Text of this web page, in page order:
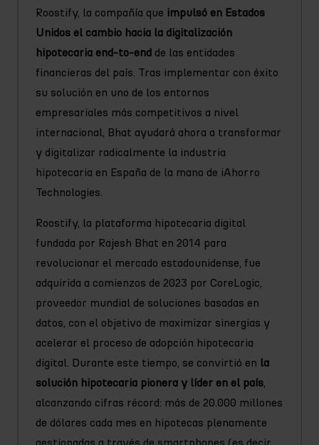
Roostify, la compañía que impulsó en Estados
Unidos el cambio hacia la digitalización
hipotecaria end-to-end de las entidades
financieras del país. Tras implementar con éxito
su solución en uno de los entornos
empresariales más competitivos a nivel
internacional, Bhat ayudará ahora a transformar
y digitalizar radicalmente la industria
hipotecaria en España de la mano de iAhorro
Technologies.
Roostify, la plataforma hipotecaria digital
fundada por Rajesh Bhat en 2014 para
revolucionar el mercado estadounidense, fue
adquirida a comienzos de 2023 por CoreLogic,
proveedor mundial de soluciones basadas en
datos, con el objetivo de maximizar sinergias y
acelerar el proceso de adopción hipotecaria
digital. Durante este tiempo, se convirtió en la
solución hipotecaria pionera y líder en el país
alcanzando cifras récord: más de 20.000 millones
de dólares cada mes en hipotecas plenamente
gestionadas a través de smartphones (es decir,